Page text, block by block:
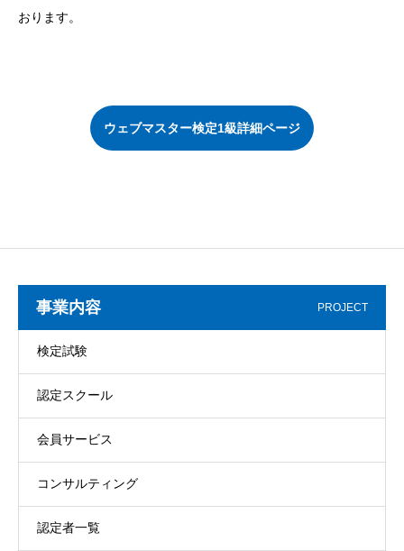
おります。
ウェブマスター検定1級詳細ページ
事業内容 PROJECT
検定試験
認定スクール
会員サービス
コンサルティング
認定者一覧